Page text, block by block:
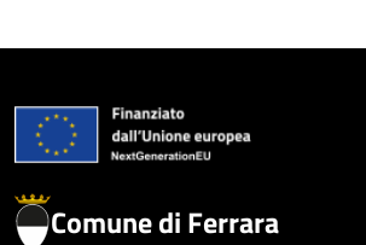
Comune di Ferrara